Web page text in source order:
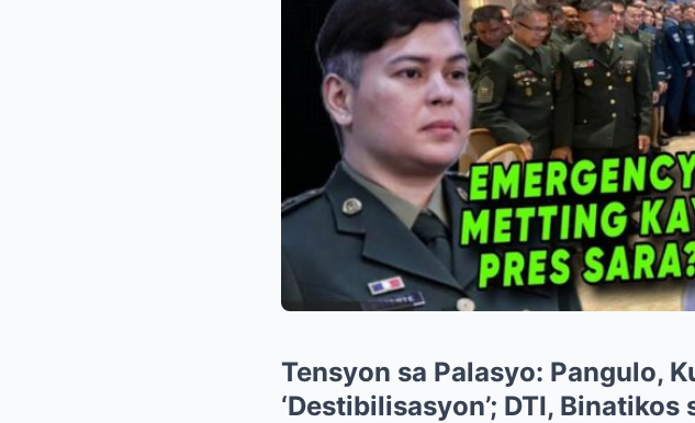
Tensyon sa Palasyo: Pangulo,
‘Destibilisasyon’; DTI,